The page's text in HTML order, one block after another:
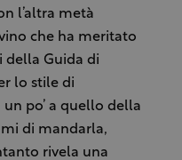
l’altra metà
che ha meritato
della Guida di
lo stile di
po’ a quello della
di mandarla,
rivela una